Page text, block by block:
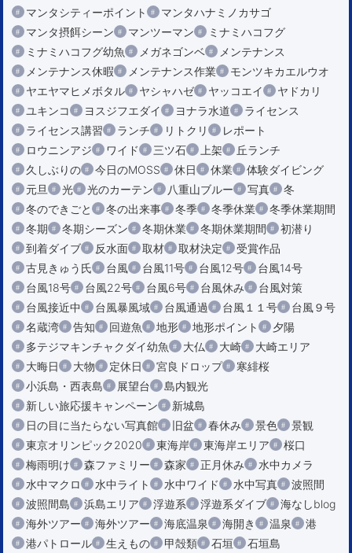
マンタシティーポイント
マンタハナミノカサゴ
マンタ摂餌シーン
マンツーマン
ミナミハコフグ
ミナミハコフグ幼魚
メガネゴンベ
メンテナンス
メンテナンス休暇
メンテナンス作業
モンツキカエルウオ
ヤエヤマヒメボタル
ヤシャハゼ ヤッコエイ
ヤドカリ
ユキンコ
ヨスジフエダイ ヨナラ水道
ライセンス
ライセンス講習
ランチ リトクリ
レポート
ロウニンアジ
ワイド 三ツ石 上架
丘ランチ
久しぶりの
今日のMOSS 休日 休業
体験ダイビング
元旦
光 光のカーテン 八重山ブルー 写真
冬
冬のできごと
冬の出来事 冬季 冬季休業
冬季休業期間
冬期
冬期シーズン 冬期休業 冬期休業期間
初潜り
到着ダイブ
反水面 取材 取材決定
受賞作品
古見きゅう氏
台風 台風11号 台風12号
台風14号
台風18号
台風22号 台風6号 台風休み
台風対策
台風接近中
台風暴風域 台風通過 台風１１号
台風９号
名蔵湾
告知 回遊魚 地形 地形ポイント
夕陽
多テジマキンチャクダイ幼魚
大仏 大崎
大崎エリア
大晦日
大物 定休日 宮良ドロップ
寒緋桜
小浜島・西表島
展望台
島内観光
新しい旅応援キャンペーン
新城島
日の目に当たらない写真館
旧盆 春休み 景色
景観
東京オリンピック2020
東海岸 東海岸エリア
桜口
梅雨明け
森ファミリー 森家 正月休み
水中カメラ
水中マクロ
水中ライト 水中ワイド 水中写真
波照間
波照間島
浜島エリア 浮遊系 浮遊系ダイブ
海なしblog
海外ツアー
海外ツアー 海底温泉 海開き 温泉
港
港パトロール
生えもの 甲殻類 石垣
石垣島